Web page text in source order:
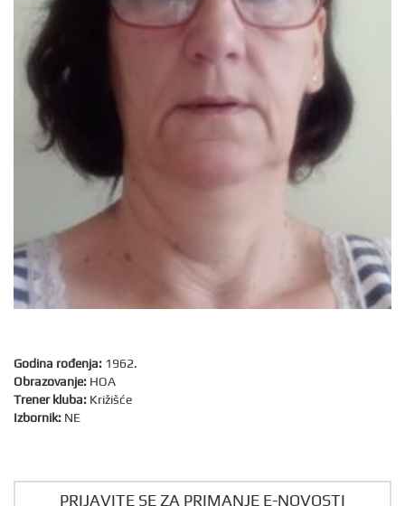
Godina rođenja: 1962.
Obrazovanje: HOA
Trener kluba: Križišće
Izbornik: NE
PRIJAVITE SE ZA PRIMANJE E-NOVOSTI